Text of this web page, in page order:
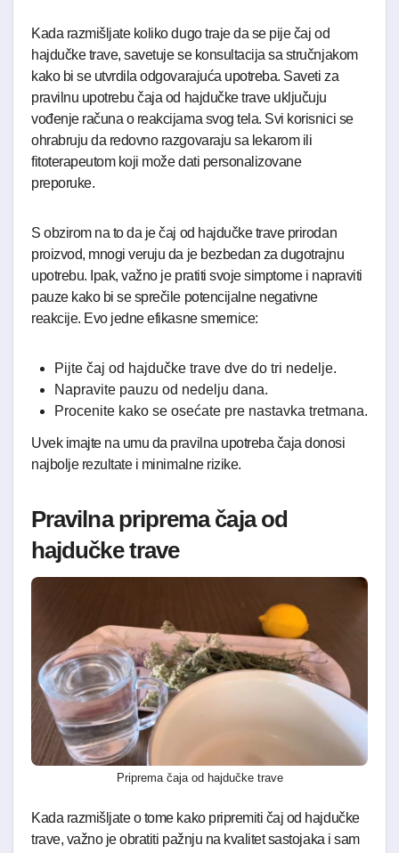
Kada razmišljate koliko dugo traje da se pije čaj od
hajdučke trave, savetuje se konsultacija sa stručnjakom
kako bi se utvrdila odgovarajuća upotreba. Saveti za
pravilnu upotrebu čaja od hajdučke trave uključuju
vođenje računa o reakcijama svog tela. Svi korisnici se
ohrabruju da redovno razgovaraju sa lekarom ili
fitoterapeutom koji može dati personalizovane
preporuke.
S obzirom na to da je čaj od hajdučke trave prirodan
proizvod, mnogi veruju da je bezbedan za dugotrajnu
upotrebu. Ipak, važno je pratiti svoje simptome i napraviti
pauze kako bi se sprečile potencijalne negativne
reakcije. Evo jedne efikasne smernice:
Pijte čaj od hajdučke trave dve do tri nedelje.
Napravite pauzu od nedelju dana.
Procenite kako se osećate pre nastavka tretmana.
Uvek imajte na umu da pravilna upotreba čaja donosi
najbolje rezultate i minimalne rizike.
Pravilna priprema čaja od
hajdučke trave
Priprema čaja od hajdučke trave
Kada razmišljate o tome kako pripremiti čaj od hajdučke
trave, važno je obratiti pažnju na kvalitet sastojaka i sam